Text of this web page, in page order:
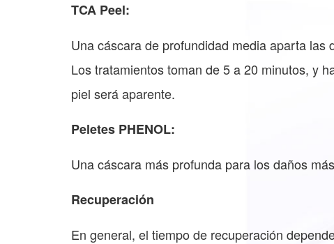
TCA Peel:
Una cáscara de profundidad media aparta
Los tratamientos toman de 5 a 20 minutos, y
piel será aparente.
Peletes PHENOL:
Una cáscara más profunda para los daños
Recuperación
En general, el tiempo de recuperación